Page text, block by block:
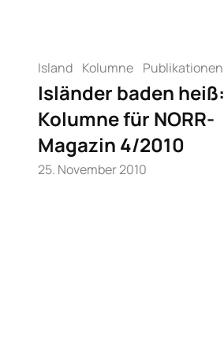
Island Kolumne Publikationen
Isländer baden heiß:
Kolumne für NORR-
Magazin 4/2010
25. November 2010